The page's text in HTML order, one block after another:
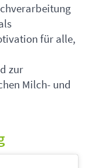
für alle,
zur
Milch- und